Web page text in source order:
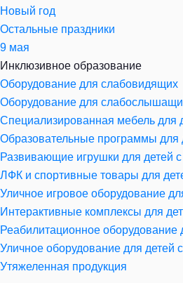
Новый год
Остальные праздники
9 мая
Инклюзивное образование
Оборудование для слабовидящих
Оборудование для
Специализированная мебель для
Образовательные программы для
Развивающие игрушки для детей
ЛФК и спортивные товары для
Уличное игровое оборудование
Интерактивные комплексы для
Реабилитационное оборудование
Уличное оборудование для детей
Утяжеленная продукция